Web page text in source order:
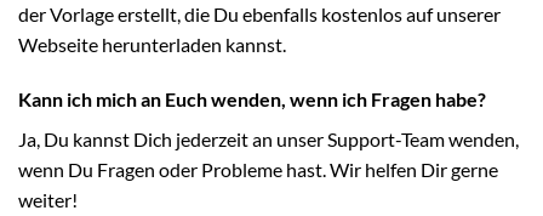
der Vorlage erstellt, die Du ebenfalls kostenlos auf unserer
Webseite herunterladen kannst.
Kann ich mich an Euch wenden, wenn ich Fragen habe?
Ja, Du kannst Dich jederzeit an unser Support-Team wenden,
wenn Du Fragen oder Probleme hast. Wir helfen Dir gerne
weiter!